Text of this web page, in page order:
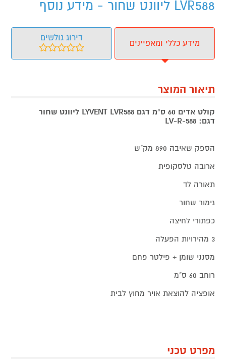
LVR588 ליוונט שחור - מידע נוסף
מידע כללי ומאפיינים
דירוג גולשים
תיאור המוצר
קולט אדים 60 ס"מ דגם LYVENT LVR588 ליוונט שחור
דגם: LV-R-588
הספק שאיבה 890 מק"ש
ארובה טלסקופית
תאורה לד
גימור שחור
כפתורי לחיצה
3 מהירויות הפעלה
מסנני שומן + פילטר פחם
רוחב 60 ס"מ
אופציה להוצאת אויר מחוץ לבית
מפרט טכני